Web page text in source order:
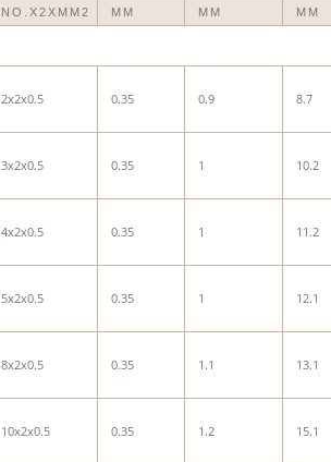
NO.X2XMM2 MM MM MM
2x2x0.5 0.35 0.9 8.7
3x2x0.5 0.35 1 10.2
4x2x0.5 0.35 1 11.2
5x2x0.5 0.35 1 12.1
8x2x0.5 0.35 1.1 13.1
10x2x0.5 0.35 1.2 15.1